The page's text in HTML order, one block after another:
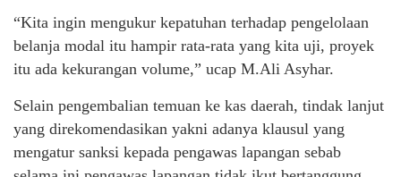
“Kita ingin mengukur kepatuhan terhadap pengelolaan
belanja modal itu hampir rata-rata yang kita uji, proyek
itu ada kekurangan volume,” ucap M.Ali Asyhar.
Selain pengembalian temuan ke kas daerah, tindak lanjut
yang direkomendasikan yakni adanya klausul yang
mengatur sanksi kepada pengawas lapangan sebab